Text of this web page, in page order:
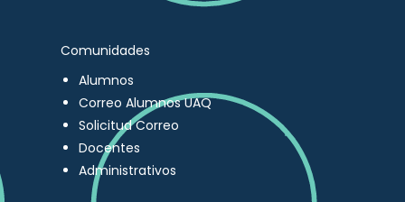
Comunidades
Alumnos
Correo Alumnos UAQ
Solicitud Correo
Docentes
Administrativos